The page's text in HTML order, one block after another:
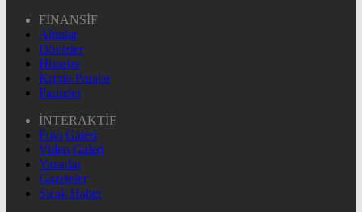
FİNANSİF
Altınlar
Dövizler
Hisseler
Kripto Paralar
Pariteler
İNTERAKTİF
Foto Galeri
Video Galeri
Yazarlar
Gazeteler
Sıcak Haber